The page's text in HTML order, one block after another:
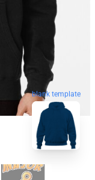
blank template